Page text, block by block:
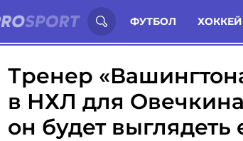
ФУТБОЛ ХОККЕЙ
Иностранцы о спорте России: Статьи
Тренер
в НХЛ для
он будет